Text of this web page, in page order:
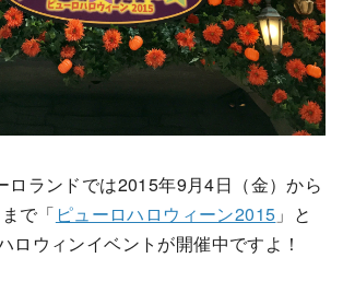
ロランドでは2015年9月4日（金）から
で「 ピューロハロウィーン2015 」と
ロウィンイベントが開催中ですよ！